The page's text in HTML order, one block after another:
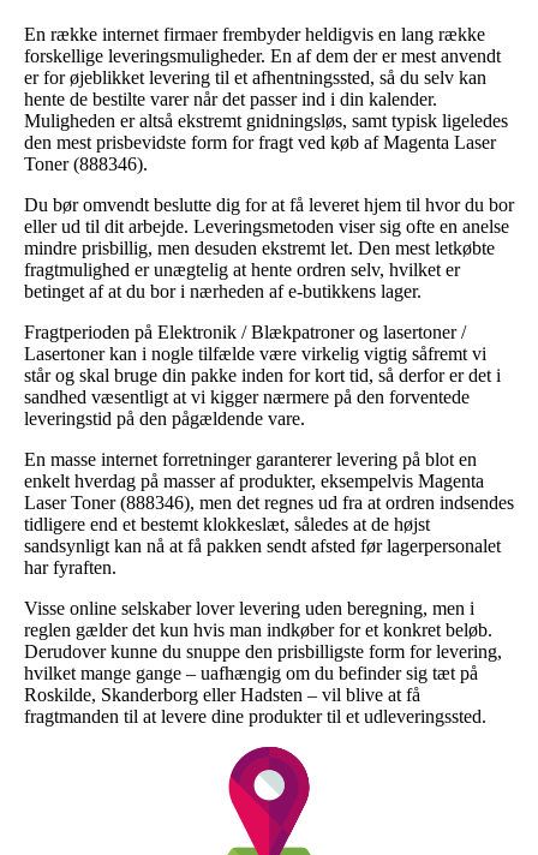
En række internet firmaer frembyder heldigvis en lang række
forskellige leveringsmuligheder. En af dem der er mest anvendt
er for øjeblikket levering til et afhentningssted, så du selv kan
hente de bestilte varer når det passer ind i din kalender.
Muligheden er altså ekstremt gnidningsløs, samt typisk ligeledes
den mest prisbevidste form for fragt ved køb af Magenta Laser
Toner (888346).
Du bør omvendt beslutte dig for at få leveret hjem til hvor du bor
eller ud til dit arbejde. Leveringsmetoden viser sig ofte en anelse
mindre prisbillig, men desuden ekstremt let. Den mest letkøbte
fragtmulighed er unægtelig at hente ordren selv, hvilket er
betinget af at du bor i nærheden af e-butikkens lager.
Fragtperioden på Elektronik / Blækpatroner og lasertoner /
Lasertoner kan i nogle tilfælde være virkelig vigtig såfremt vi
står og skal bruge din pakke inden for kort tid, så derfor er det i
sandhed væsentligt at vi kigger nærmere på den forventede
leveringstid på den pågældende vare.
En masse internet forretninger garanterer levering på blot en
enkelt hverdag på masser af produkter, eksempelvis Magenta
Laser Toner (888346), men det regnes ud fra at ordren indsendes
tidligere end et bestemt klokkeslæt, således at de højst
sandsynligt kan nå at få pakken sendt afsted før lagerpersonalet
har fyraften.
Visse online selskaber lover levering uden beregning, men i
reglen gælder det kun hvis man indkøber for et konkret beløb.
Derudover kunne du snuppe den prisbilligste form for levering,
hvilket mange gange – uafhængig om du befinder sig tæt på
Roskilde, Skanderborg eller Hadsten – vil blive at få
fragtmanden til at levere dine produkter til et udleveringssted.